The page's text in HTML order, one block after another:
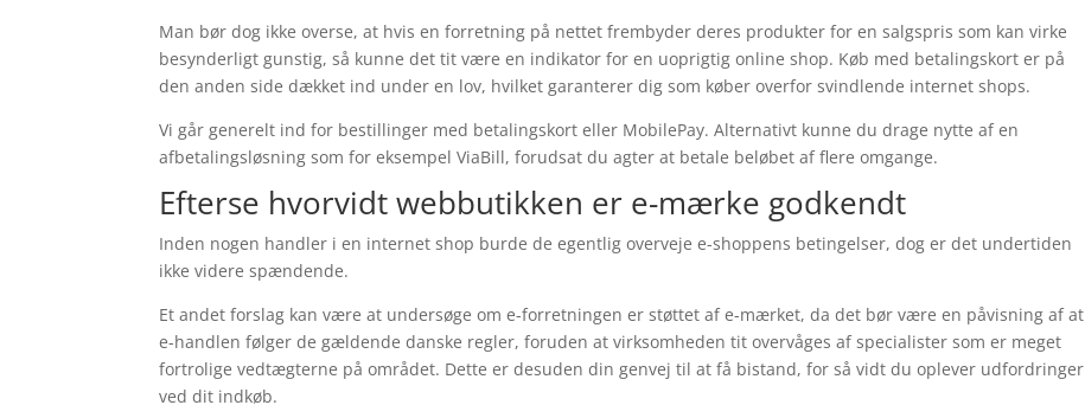
Man bør dog ikke overse, at hvis en forretning på nettet frembyder deres produkter for en salgspris som kan virke
besynderligt gunstig, så kunne det tit være en indikator for en uoprigtig online shop. Køb med betalingskort er på
den anden side dækket ind under en lov, hvilket garanterer dig som køber overfor svindlende internet shops.
Vi går generelt ind for bestillinger med betalingskort eller MobilePay. Alternativt kunne du drage nytte af en
afbetalingsløsning som for eksempel ViaBill, forudsat du agter at betale beløbet af flere omgange.
Efterse hvorvidt webbutikken er e-mærke godkendt
Inden nogen handler i en internet shop burde de egentlig overveje e-shoppens betingelser, dog er det undertiden
ikke videre spændende.
Et andet forslag kan være at undersøge om e-forretningen er støttet af e-mærket, da det bør være en påvisning af at
e-handlen følger de gældende danske regler, foruden at virksomheden tit overvåges af specialister som er meget
fortrolige vedtægterne på området. Dette er desuden din genvej til at få bistand, for så vidt du oplever udfordringer
ved dit indkøb.